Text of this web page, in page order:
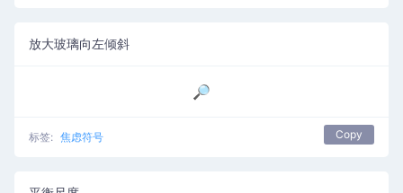
放大玻璃向左倾斜
🔎
标签: 焦虑符号 Copy